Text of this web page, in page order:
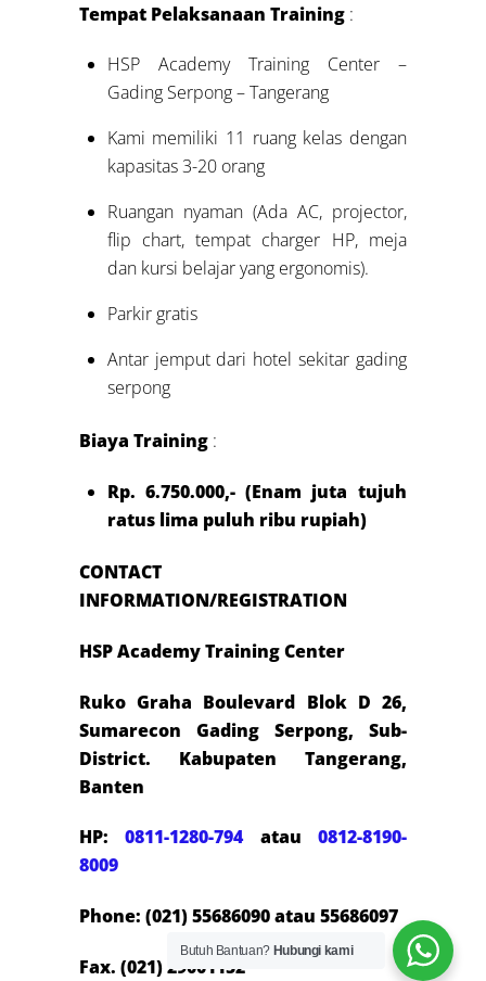
Tempat Pelaksanaan Training :
HSP Academy Training Center –
Gading Serpong – Tangerang
Kami memiliki 11 ruang kelas dengan
kapasitas 3-20 orang
Ruangan nyaman (Ada AC, projector,
flip chart, tempat charger HP, meja
dan kursi belajar yang ergonomis).
Parkir gratis
Antar jemput dari hotel sekitar gading
serpong
Biaya Training :
Rp. 6.750.000,- (Enam juta tujuh
ratus lima puluh ribu rupiah)
CONTACT
INFORMATION/REGISTRATION
HSP Academy Training Center
Ruko Graha Boulevard Blok D 26,
Sumarecon Gading Serpong, Sub-
District. Kabupaten Tangerang,
Banten
HP:0811-1280-794atau 0812-8190-
8009
Phone: (021) 55686090 atau 55686097
Fax. (021) 29001152
Butuh Bantuan? Hubungi kami